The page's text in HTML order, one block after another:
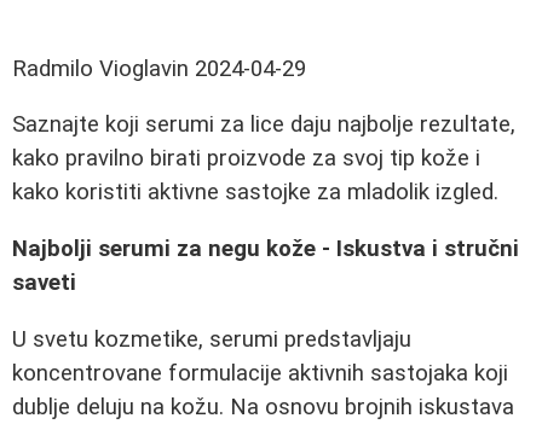
Radmilo Vioglavin 2024-04-29
Saznajte koji serumi za lice daju najbolje rezultate,
kako pravilno birati proizvode za svoj tip kože i
kako koristiti aktivne sastojke za mladolik izgled.
Najbolji serumi za negu kože - Iskustva i stručni
saveti
U svetu kozmetike, serumi predstavljaju
koncentrovane formulacije aktivnih sastojaka koji
dublje deluju na kožu. Na osnovu brojnih iskustava